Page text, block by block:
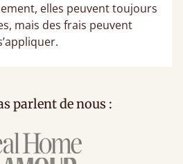
elles peuvent toujours
mais des frais peuvent
parlent de nous :